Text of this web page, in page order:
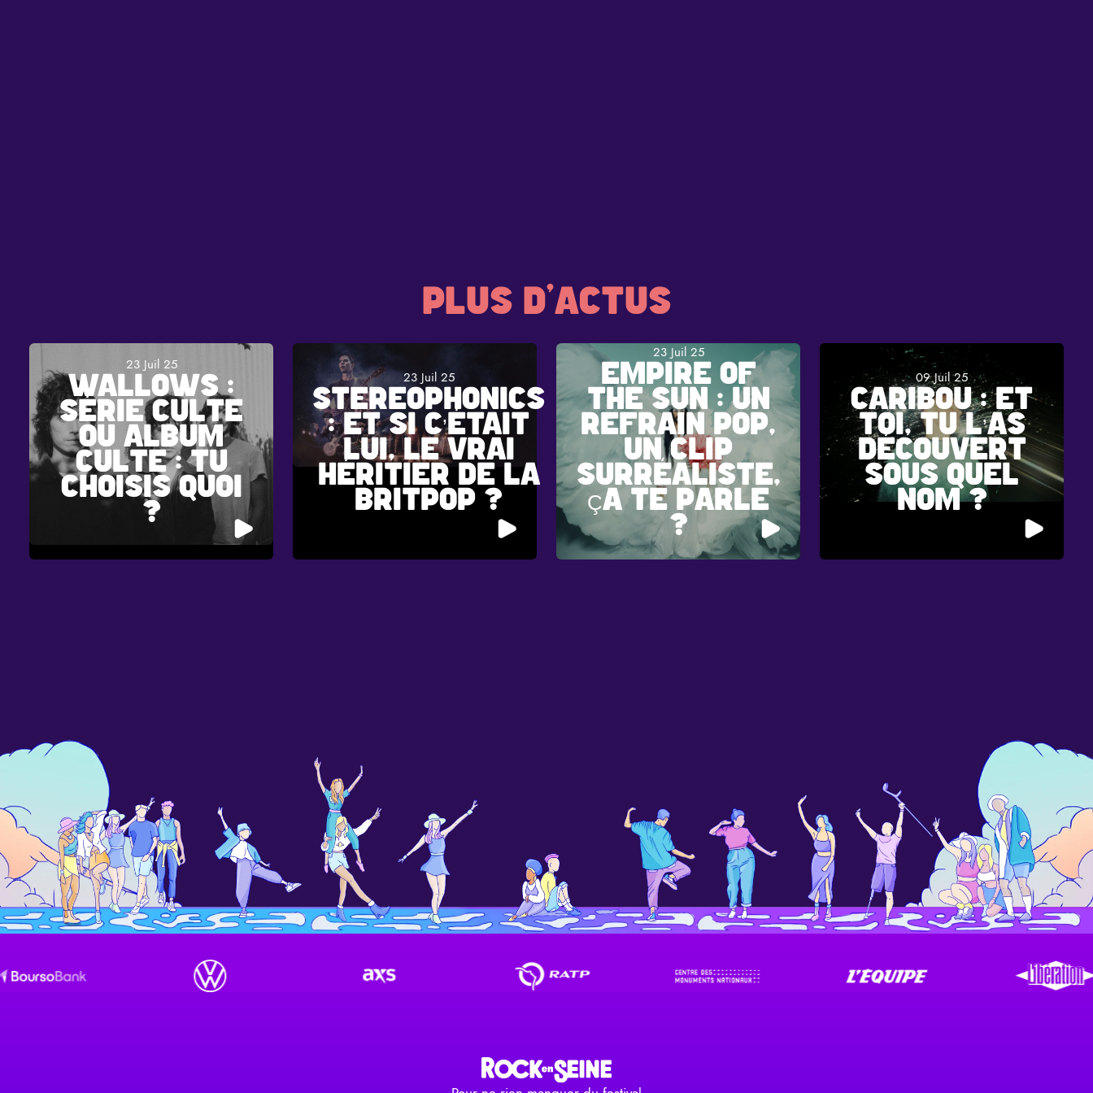
PLUS D'ACTUS
23 Juil 25
WALLOWS :
SÉRIE CULTE
OU ALBUM
CULTE : TU
CHOISIS QUOI
?
23 Juil 25
STEREOPHONICS
: ET SI C’ÉTAIT
LUI, LE VRAI
HÉRITIER DE LA
BRITPOP ?
23 Juil 25
EMPIRE OF
THE SUN : UN
REFRAIN POP,
UN CLIP
SURRÉALISTE,
ÇA TE PARLE
?
09 Juil 25
CARIBOU : ET
TOI, TU L’AS
DÉCOUVERT
SOUS QUEL
NOM ?